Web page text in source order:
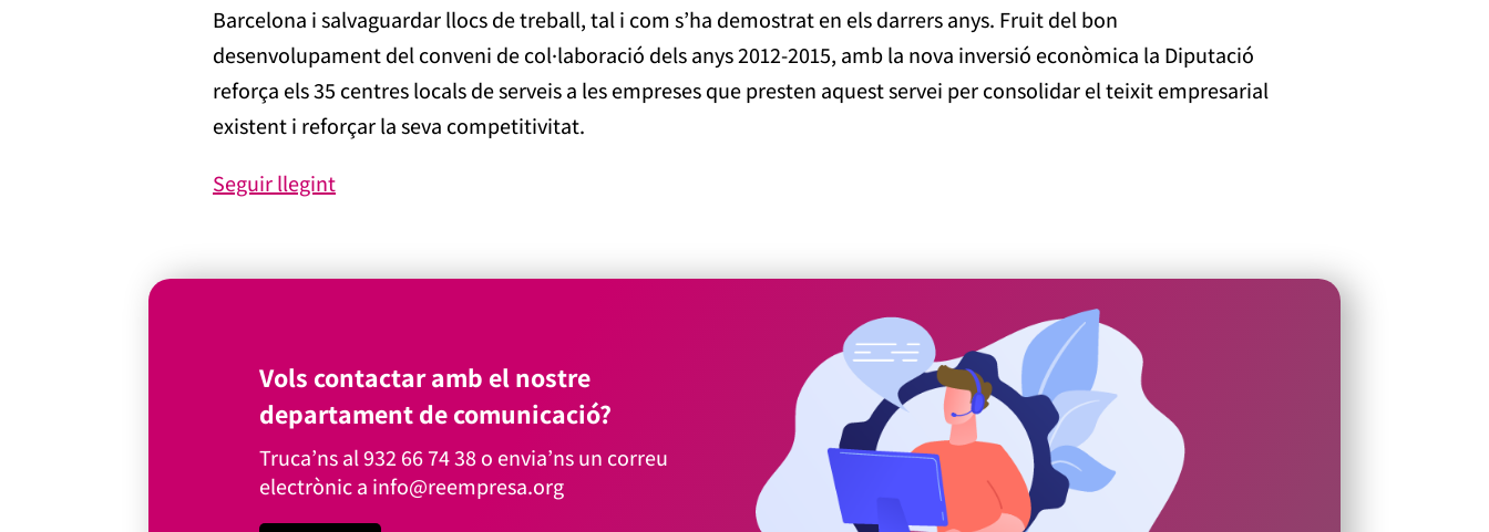
Barcelona i salvaguardar llocs de treball, tal i com s’ha demostrat en els darrers anys. Fruit del bon
desenvolupament del conveni de col·laboració dels anys 2012-2015, amb la nova inversió econòmica la Diputació
reforça els 35 centres locals de serveis a les empreses que presten aquest servei per consolidar el teixit empresarial
existent i reforçar la seva competitivitat.
Seguir llegint
Vols contactar amb el nostre
departament de comunicació?
Truca’ns al932 66 74 38o envia’ns un correu
electrònic a info@reempresa.org